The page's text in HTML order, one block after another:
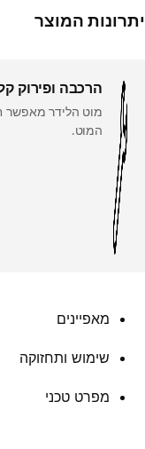
יתרונות המוצר
הרכבה ופירוק
מוט הלידר מאפשר
המוט.
מאפיינים
שימוש ותחזוקה
מפרט טכני